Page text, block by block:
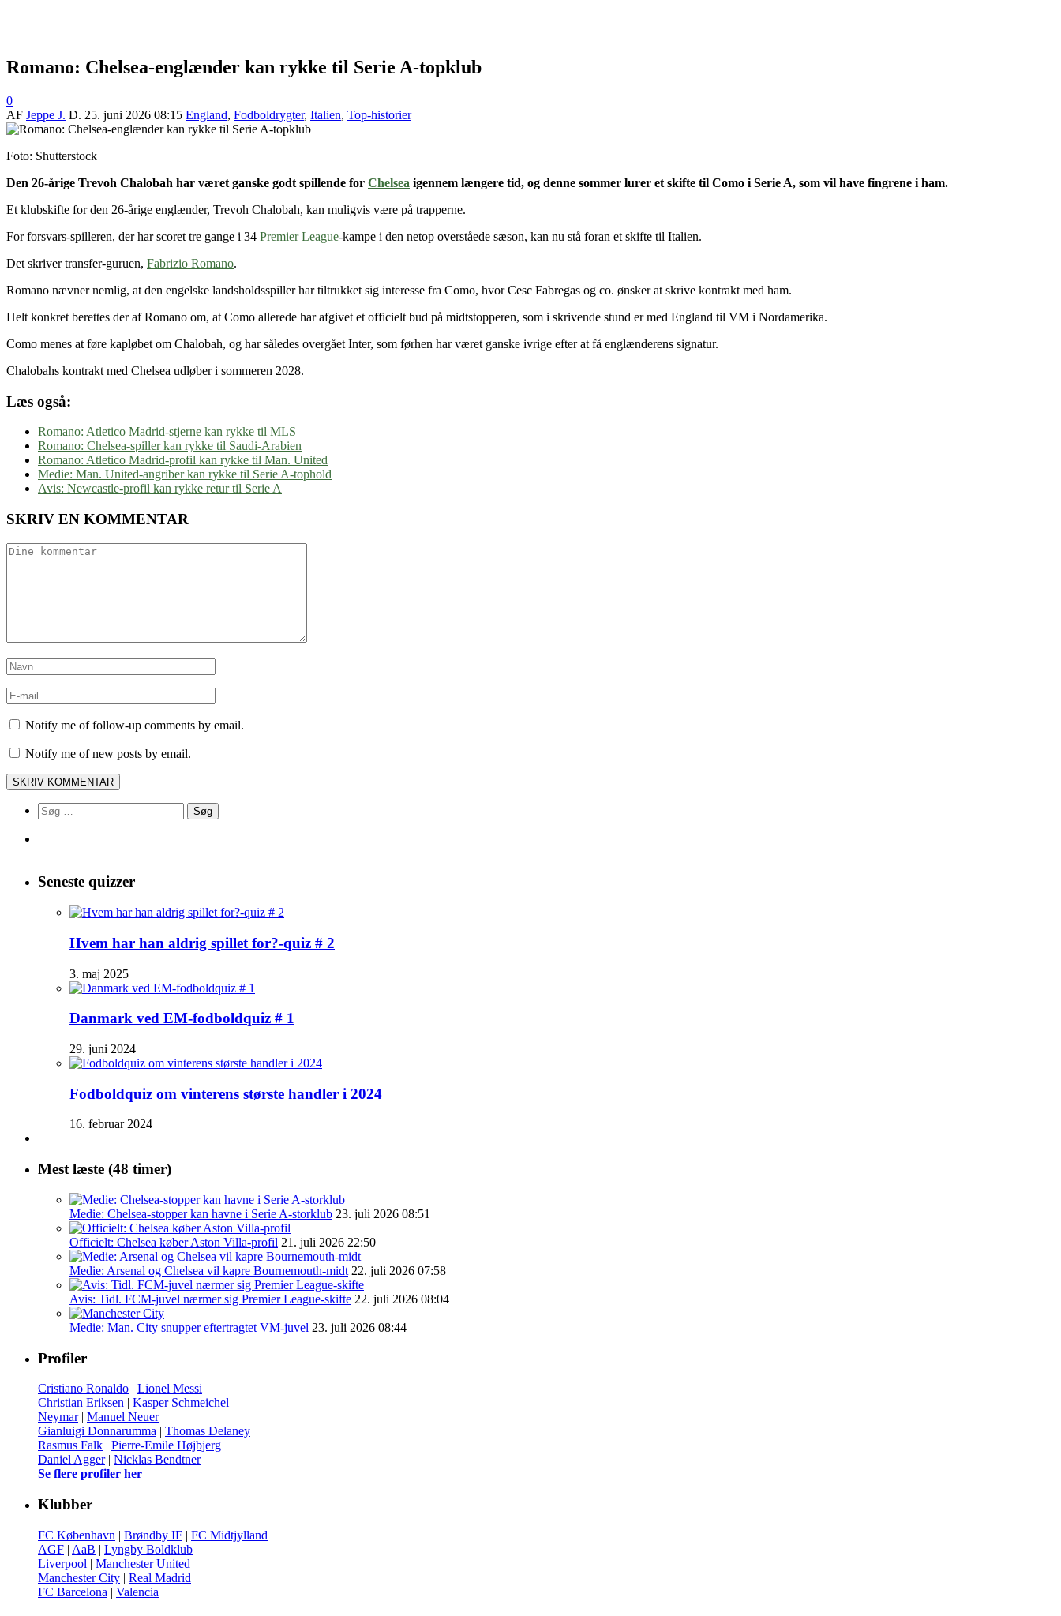
Romano: Chelsea-englænder kan rykke til Serie A-topklub
0
AF Jeppe J. D. 25. juni 2026 08:15 England, Fodboldrygter, Italien, Top-historier
Foto: Shutterstock
Den 26-årige Trevoh Chalobah har været ganske godt spillende for Chelsea igennem længere tid, og denne sommer lurer et skifte til Como i Serie A, som vil have fingrene i ham.
Et klubskifte for den 26-årige englænder, Trevoh Chalobah, kan muligvis være på trapperne.
For forsvars-spilleren, der har scoret tre gange i 34 Premier League-kampe i den netop overståede sæson, kan nu stå foran et skifte til Italien.
Det skriver transfer-guruen, Fabrizio Romano.
Romano nævner nemlig, at den engelske landsholdsspiller har tiltrukket sig interesse fra Como, hvor Cesc Fabregas og co. ønsker at skrive kontrakt med ham.
Helt konkret berettes der af Romano om, at Como allerede har afgivet et officielt bud på midtstopperen, som i skrivende stund er med England til VM i Nordamerika.
Como menes at føre kapløbet om Chalobah, og har således overgået Inter, som førhen har været ganske ivrige efter at få englænderens signatur.
Chalobahs kontrakt med Chelsea udløber i sommeren 2028.
Læs også:
Romano: Atletico Madrid-stjerne kan rykke til MLS
Romano: Chelsea-spiller kan rykke til Saudi-Arabien
Romano: Atletico Madrid-profil kan rykke til Man. United
Medie: Man. United-angriber kan rykke til Serie A-tophold
Avis: Newcastle-profil kan rykke retur til Serie A
SKRIV EN KOMMENTAR
Notify me of follow-up comments by email.
Notify me of new posts by email.
Søg
efter:
Seneste quizzer
Hvem har han aldrig spillet for?-quiz # 2
3. maj 2025
Danmark ved EM-fodboldquiz # 1
29. juni 2024
Fodboldquiz om vinterens største handler i 2024
16. februar 2024
Mest læste (48 timer)
Medie: Chelsea-stopper kan havne i Serie A-storklub 23. juli 2026 08:51
Officielt: Chelsea køber Aston Villa-profil 21. juli 2026 22:50
Medie: Arsenal og Chelsea vil kapre Bournemouth-midt 22. juli 2026 07:58
Avis: Tidl. FCM-juvel nærmer sig Premier League-skifte 22. juli 2026 08:04
Medie: Man. City snupper eftertragtet VM-juvel 23. juli 2026 08:44
Profiler
Cristiano Ronaldo | Lionel Messi
Christian Eriksen | Kasper Schmeichel
Neymar| Manuel Neuer
Gianluigi Donnarumma | Thomas Delaney
Rasmus Falk | Pierre-Emile Højbjerg
Daniel Agger| Nicklas Bendtner
Se flere profiler her
Klubber
FC København | Brøndby IF | FC Midtjylland
AGF | AaB | Lyngby Boldklub
Liverpool | Manchester United
Manchester City | Real Madrid
FC Barcelona | Valencia